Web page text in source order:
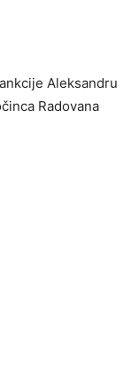
Aleksandru
Radovana